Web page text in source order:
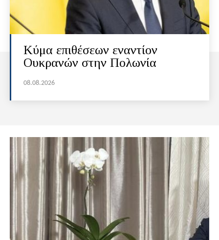
Κύμα επιθέσεων εναντίον
Ουκρανών στην Πολωνία
08.08.2026